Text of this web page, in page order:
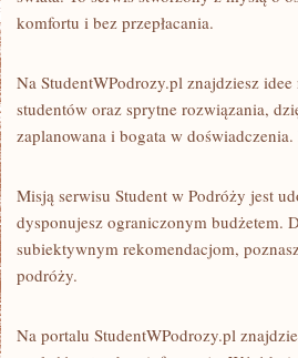
komfortu i bez przepłacania.
Na StudentWPodrozy.pl znajdziesz
studentów oraz sprytne rozwiązania,
zaplanowana i bogata w
Misją serwisu Student w Podróży jest
dysponujesz ograniczonym budżetem.
subiektywnym rekomendacjom,
podróży.
Na portalu StudentWPodrozy.pl